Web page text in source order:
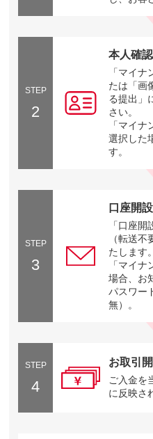
STEP
2
本人確
「マイ
たは「画
る提出」
さい。
「マイ
選択した
す。
STEP
3
口座開
「口座
（転送
たします。
「マイ
場合、お
パスワー
無）。
STEP
4
お取引
ご入金を
に反映さ